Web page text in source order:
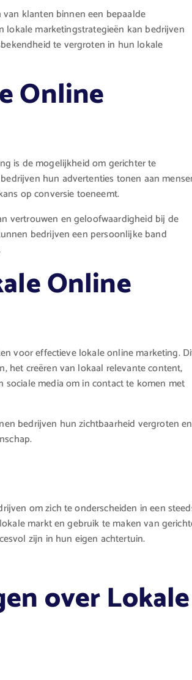
klanten binnen een bepaalde
lokale marketingstrategieën kan bedrijven
te vergroten in hun lokale
Online
is de mogelijkheid om gerichter te
hun advertenties tonen aan
op conversie toeneemt.
vertrouwen en geloofwaardigheid bij de
bedrijven een persoonlijke band
Online
voor effectieve lokale online marketing.
het creëren van lokaal relevante content,
media om in contact te komen met
bedrijven hun zichtbaarheid vergroten en
om zich te onderscheiden in een
markt en gebruik te maken van
zijn in hun eigen achtertuin.
over Lokale